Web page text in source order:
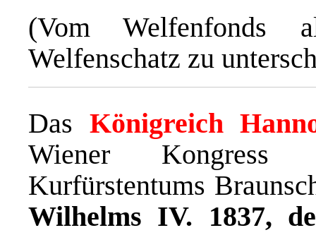
(Vom Welfenfonds
Welfenschatz zu
Das Königreich
Wiener Kongress
Kurfürstentums
Wilhelms IV. 1837,